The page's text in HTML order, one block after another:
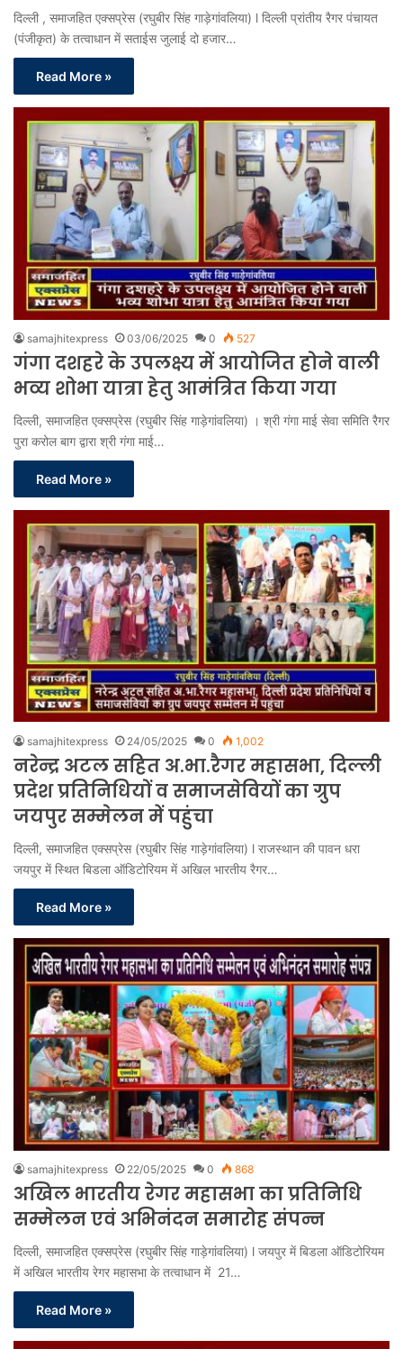
दिल्ली , समाजहित एक्सप्रेस (रघुबीर सिंह गाड़ेगांवलिया) l दिल्ली प्रांतीय रैगर पंचायत
(पंजीकृत) के तत्वाधान में सताईस जुलाई दो हजार…
Read More »
samajhitexpress 03/06/2025 0 527
गंगा दशहरे के उपलक्ष्य में आयोजित होने वाली
भव्य शोभा यात्रा हेतु आमंत्रित किया गया
दिल्ली, समाजहित एक्सप्रेस (रघुबीर सिंह गाड़ेगांवलिया) । श्री गंगा माई सेवा समिति रैगर
पुरा करोल बाग द्वारा श्री गंगा माई…
Read More »
samajhitexpress 24/05/2025 0 1,002
नरेन्द्र अटल सहित अ.भा.रैगर महासभा, दिल्ली
प्रदेश प्रतिनिधियों व समाजसेवियों का ग्रुप
जयपुर सम्मेलन में पहुंचा
दिल्ली, समाजहित एक्सप्रेस (रघुबीर सिंह गाड़ेगांवलिया) l राजस्थान की पावन धरा
जयपुर में स्थित बिडला ऑडिटोरियम में अखिल भारतीय रैगर…
Read More »
samajhitexpress 22/05/2025 0 868
अखिल भारतीय रेगर महासभा का प्रतिनिधि
सम्मेलन एवं अभिनंदन समारोह संपन्न
दिल्ली, समाजहित एक्सप्रेस (रघुबीर सिंह गाड़ेगांवलिया) l जयपुर में बिडला ऑडिटोरियम
में अखिल भारतीय रेगर महासभा के तत्वाधान में 21…
Read More »